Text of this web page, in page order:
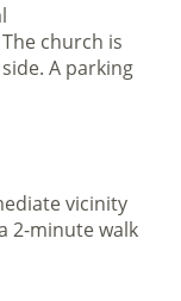
church is
A parking
vicinity
2-minute walk